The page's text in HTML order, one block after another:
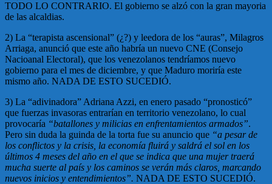
TODO LO CONTRARIO. El gobierno se alzó con la gran mayoria
de las alcaldias.
2) La “terapista ascensional” (¿?) y leedora de los “auras”, Milagros
Arriaga, anunció que este año habría un nuevo CNE (Consejo
Nacioanal Electoral), que los venezolanos tendríamos nuevo
gobierno para el mes de diciembre, y que Maduro moriría este
mismo año. NADA DE ESTO SUCEDIÓ.
3) La “adivinadora” Adriana Azzi, en enero pasado “pronosticó”
que fuerzas invasoras entrarían en territorio venezolano, lo cual
provocaría “batallones y milicias en enfrentamientos armados”.
Pero sin duda la guinda de la torta fue su anuncio que “a pesar de
los conflictos y la crisis, la economía fluirá y saldrá el sol en los
últimos 4 meses del año en el que se indica que una mujer traerá
mucha suerte al país y los caminos se verán más claros, marcando
nuevos inicios y entendimientos”. NADA DE ESTO SUCEDIÓ.